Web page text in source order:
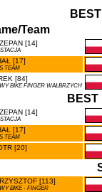
Team
[14]
[17]
TEAM
[84]
BIKE FINGER WAŁBRZYCH
BEST
[14]
[17]
TEAM
[20]
[113]
BIKE - FINGER